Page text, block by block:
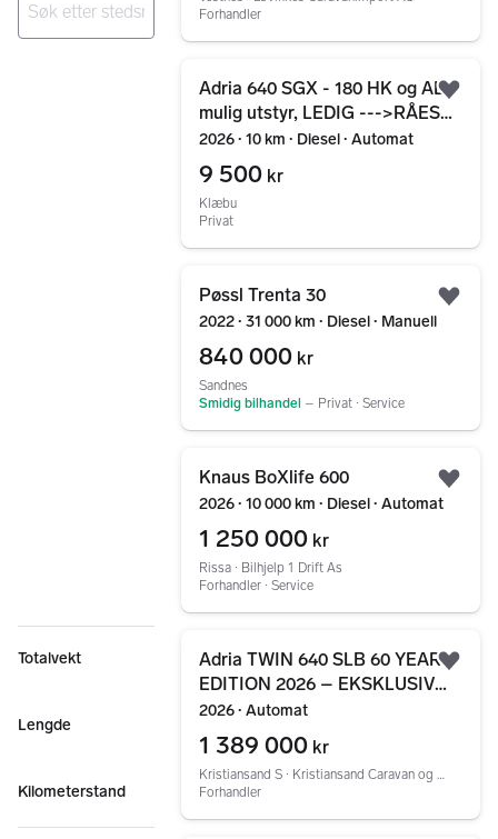
Totalvekt
Lengde
Kilometerstand
Forhandler
Adria 640 SGX - 180 HK og ALT
mulig utstyr, LEDIG --->RÅESTE
AV BYBOBIL!
2026 ∙ 10 km ∙ Diesel ∙ Automat
9 500 kr
Klæbu
Privat
Pøssl Trenta 30
2022 ∙ 31 000 km ∙ Diesel ∙ Manuell
840 000 kr
Sandnes
Smidig bilhandel – Privat ∙ Service
Knaus BoXlife 600
2026 ∙ 10 000 km ∙ Diesel ∙ Automat
1 250 000 kr
Rissa ∙ Bilhjelp 1 Drift As
Forhandler ∙ Service
Adria TWIN 640 SLB 60 YEARS
EDITION 2026 – EKSKLUSIV
JUBILEUMSMODELL MED
AUTOMATGIR!
2026 ∙ Automat
1 389 000 kr
Kristiansand S ∙ Kristiansand Caravan og Fritid AS
Forhandler